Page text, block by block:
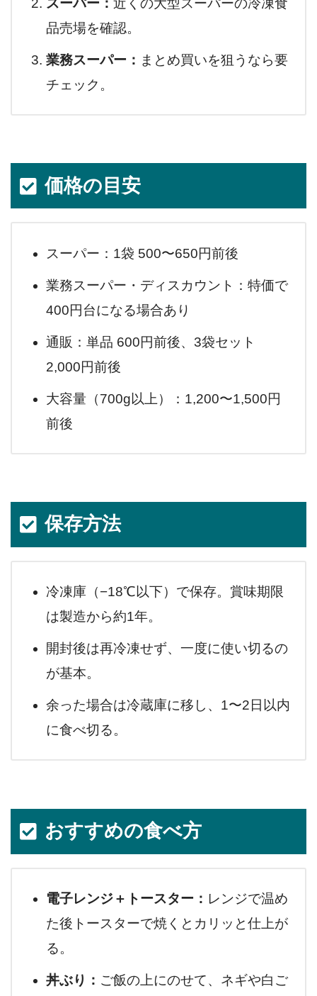
スーパー： 近くの大型スーパーの冷凍食
品売場を確認。
業務スーパー： まとめ買いを狙うなら要
チェック。
価格の目安
スーパー：1袋 500〜650円前後
業務スーパー・ディスカウント：特価で
400円台になる場合あり
通販：単品 600円前後、3袋セット
2,000円前後
大容量（700g以上）：1,200〜1,500円
前後
保存方法
冷凍庫（−18℃以下）で保存。賞味期限
は製造から約1年。
開封後は再冷凍せず、一度に使い切るの
が基本。
余った場合は冷蔵庫に移し、1〜2日以内
に食べ切る。
おすすめの食べ方
電子レンジ＋トースター： レンジで温め
た後トースターで焼くとカリッと仕上が
る。
丼ぶり： ご飯の上にのせて、ネギや白ご